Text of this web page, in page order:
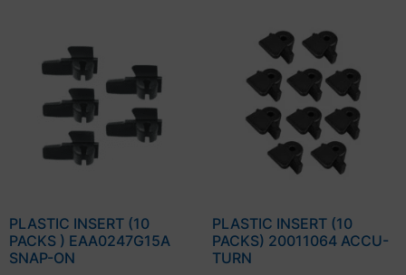
PLASTIC INSERT (10
PACKS ) EAA0247G15A
SNAP-ON
PLASTIC INSERT (10
PACKS) 20011064 ACCU-
TURN